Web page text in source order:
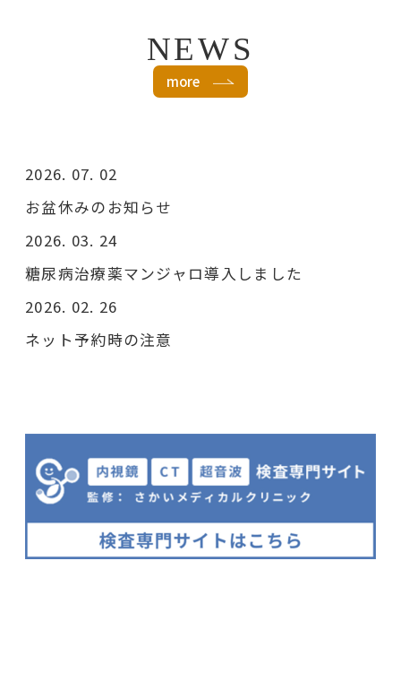
NEWS
more
2026. 07. 02
お盆休みのお知らせ
2026. 03. 24
糖尿病治療薬マンジャロ導入しました
2026. 02. 26
ネット予約時の注意